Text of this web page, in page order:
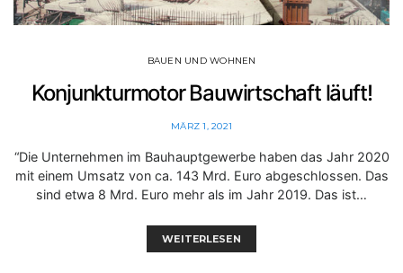
BAUEN UND WOHNEN
Konjunkturmotor Bauwirtschaft läuft!
MÄRZ 1, 2021
“Die Unternehmen im Bauhauptgewerbe haben das Jahr 2020
mit einem Umsatz von ca. 143 Mrd. Euro abgeschlossen. Das
sind etwa 8 Mrd. Euro mehr als im Jahr 2019. Das ist…
WEITERLESEN